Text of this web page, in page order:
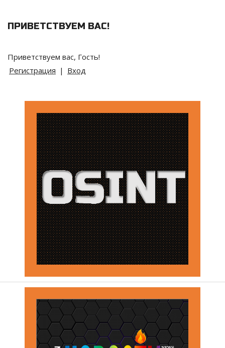
ПРИВЕТСТВУЕМ ВАС!
Приветствуем вас, Гость!
Регистрация | Вход